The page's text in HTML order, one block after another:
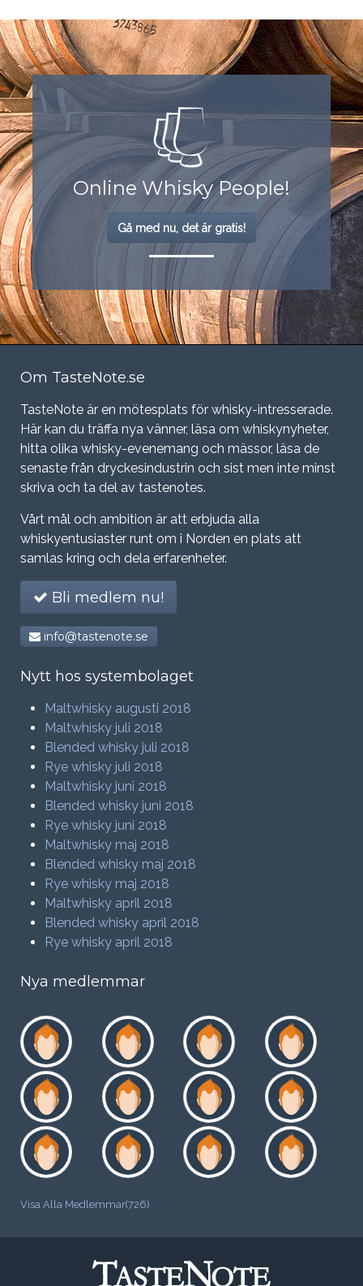
Online Whisky People!
Gå med nu, det är gratis!
Om TasteNote.se
TasteNote är en mötesplats för whisky-intresserade.
Här kan du träffa nya vänner, läsa om whiskynyheter,
hitta olika whisky-evenemang och mässor, läsa de
senaste från dryckesindustrin och sist men inte minst
skriva och ta del av tastenotes.
Vårt mål och ambition är att erbjuda alla
whiskyentusiaster runt om i Norden en plats att
samlas kring och dela erfarenheter.
Bli medlem nu!
info@tastenote.se
Nytt hos systembolaget
Maltwhisky augusti 2018
Maltwhisky juli 2018
Blended whisky juli 2018
Rye whisky juli 2018
Maltwhisky juni 2018
Blended whisky juni 2018
Rye whisky juni 2018
Maltwhisky maj 2018
Blended whisky maj 2018
Rye whisky maj 2018
Maltwhisky april 2018
Blended whisky april 2018
Rye whisky april 2018
Nya medlemmar
Visa Alla Medlemmar(726)